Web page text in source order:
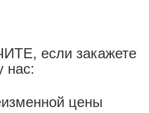
если закажете
нас:
цены